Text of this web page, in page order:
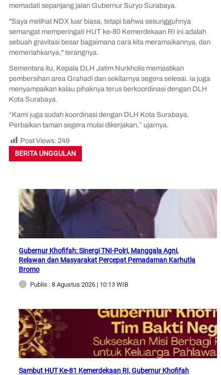
memadati sepanjang jalan Gubernur Suryo Surabaya.
"Saya melihat NDX luar biasa, tetapi bahwa sesungguhnya
semangat memperingati HUT ke-80 Kemerdekaan RI ini adalah
sebuah gravitasi besar bagaimana cara kita meramaikannya, dan
memeriahkanya," terangnya.
Sementara itu, Kepala DLH Jatim Nurkholis memastikan
pembersihan area Grahadi dan sekitarnya segera selesai. Ia juga
menyampaikan kalau pihaknya terus berkoordinasi dengan DLH
Kota Surabaya.
“Kami juga sudah koordinasi dengan DLH Kota Surabaya.
Perbaikan taman segera mulai dikerjakan,” ujarnya.
Post Views: 249
BERITA UNGGULAN
Gubernur Khofifah: Sinergi TNI-Polri, Manggala Agni,
Relawan dan Masyarakat Percepat Pemadaman Karhutla
Bromo
Publis : 8 Agustus 2026 | 10:13 WIB
Sambut HUT Ke-81 Kemerdekaan RI, Gubernur Khofifah